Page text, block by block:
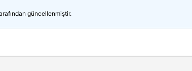
güncellenmiştir.